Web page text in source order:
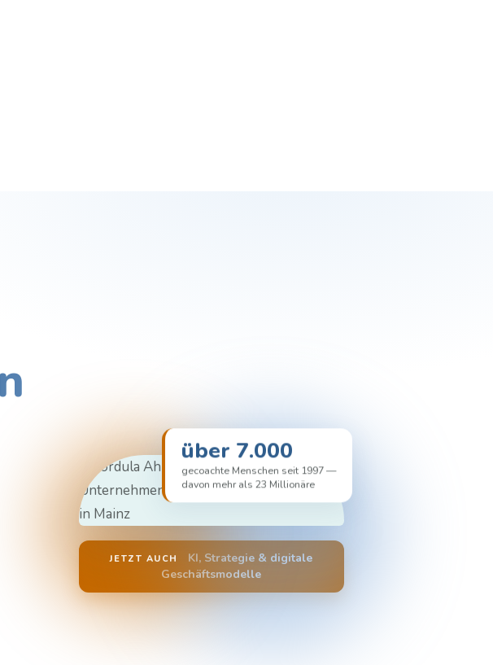
über 7.000
gecoachte Menschen seit 1997 —
davon mehr als 23 Millionäre
JETZT AUCH
KI, Strategie & digitale
Geschäftsmodelle